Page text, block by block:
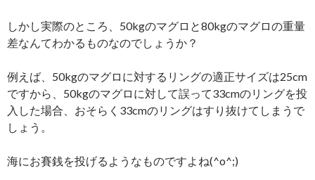
しかし実際のところ、50kgのマグロと80kgのマグロの重量
差なんてわかるものなのでしょうか？
例えば、50kgのマグロに対するリングの適正サイズは25cm
ですから、50kgのマグロに対して誤って33cmのリングを投
入した場合、おそらく33cmのリングはすり抜けてしまうで
しょう。
海にお賽銭を投げるようなものですよね(^o^;)